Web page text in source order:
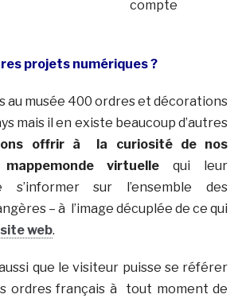
compte
projets numériques ?
au musée 400 ordres et décorations
mais il en existe beaucoup d’autres
offrir à la curiosité de nos
virtuelle qui leur
s’informer sur l’ensemble des
– à l’image décuplée de ce qui
web.
que le visiteur puisse se référer
ordres français à tout moment de